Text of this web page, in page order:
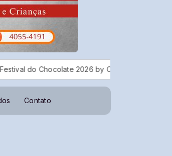
2026 by Chocolândia começa a ganhar forma
Contato